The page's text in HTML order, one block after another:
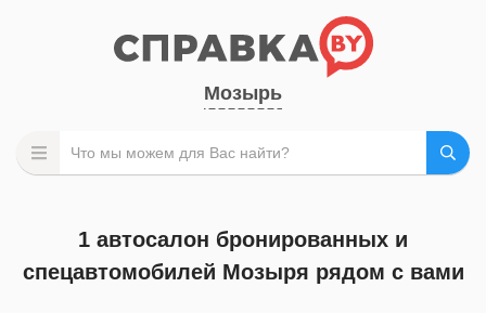
Мозырь
1 автосалон бронированных и
спецавтомобилей Мозыря рядом с вами